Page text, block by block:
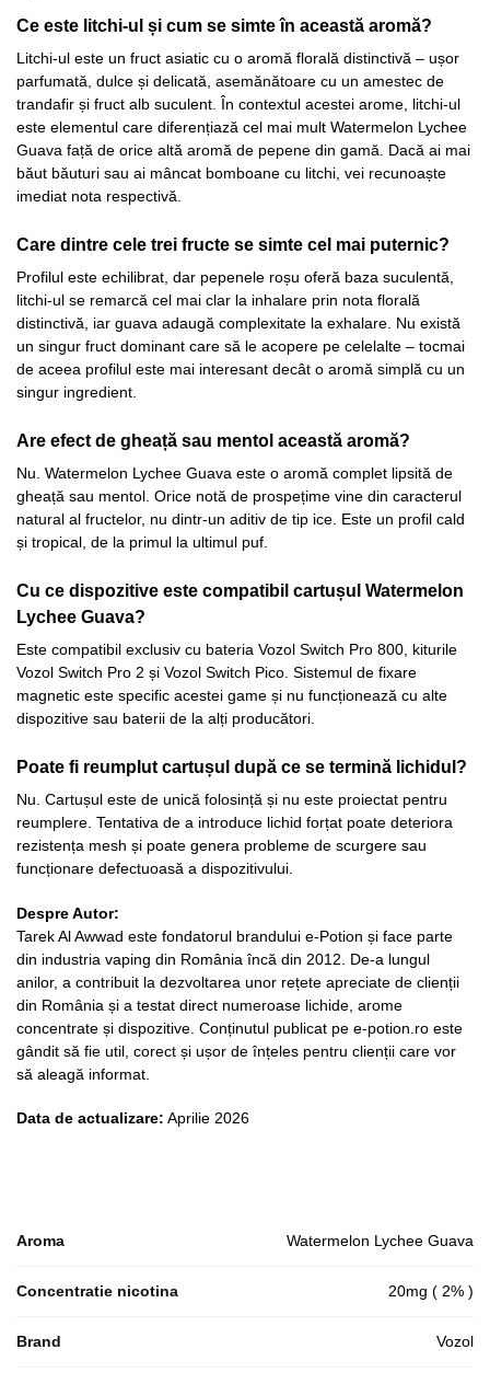
Ce este litchi-ul și cum se simte în această aromă?
Litchi-ul este un fruct asiatic cu o aromă florală distinctivă – ușor
parfumată, dulce și delicată, asemănătoare cu un amestec de
trandafir și fruct alb suculent. În contextul acestei arome, litchi-ul
este elementul care diferențiază cel mai mult Watermelon Lychee
Guava față de orice altă aromă de pepene din gamă. Dacă ai mai
băut băuturi sau ai mâncat bomboane cu litchi, vei recunoaște
imediat nota respectivă.
Care dintre cele trei fructe se simte cel mai puternic?
Profilul este echilibrat, dar pepenele roșu oferă baza suculentă,
litchi-ul se remarcă cel mai clar la inhalare prin nota florală
distinctivă, iar guava adaugă complexitate la exhalare. Nu există
un singur fruct dominant care să le acopere pe celelalte – tocmai
de aceea profilul este mai interesant decât o aromă simplă cu un
singur ingredient.
Are efect de gheață sau mentol această aromă?
Nu. Watermelon Lychee Guava este o aromă complet lipsită de
gheață sau mentol. Orice notă de prospețime vine din caracterul
natural al fructelor, nu dintr-un aditiv de tip ice. Este un profil cald
și tropical, de la primul la ultimul puf.
Cu ce dispozitive este compatibil cartușul Watermelon
Lychee Guava?
Este compatibil exclusiv cu bateria Vozol Switch Pro 800, kiturile
Vozol Switch Pro 2 și Vozol Switch Pico. Sistemul de fixare
magnetic este specific acestei game și nu funcționează cu alte
dispozitive sau baterii de la alți producători.
Poate fi reumplut cartușul după ce se termină lichidul?
Nu. Cartușul este de unică folosință și nu este proiectat pentru
reumplere. Tentativa de a introduce lichid forțat poate deteriora
rezistența mesh și poate genera probleme de scurgere sau
funcționare defectuoasă a dispozitivului.
Despre Autor:
Tarek Al Awwad este fondatorul brandului e-Potion și face parte
din industria vaping din România încă din 2012. De-a lungul
anilor, a contribuit la dezvoltarea unor rețete apreciate de clienții
din România și a testat direct numeroase lichide, arome
concentrate și dispozitive. Conținutul publicat pe e-potion.ro este
gândit să fie util, corect și ușor de înțeles pentru clienții care vor
să aleagă informat.
Data de actualizare: Aprilie 2026
Aroma Watermelon Lychee Guava
Concentratie nicotina 20mg ( 2% )
Brand Vozol